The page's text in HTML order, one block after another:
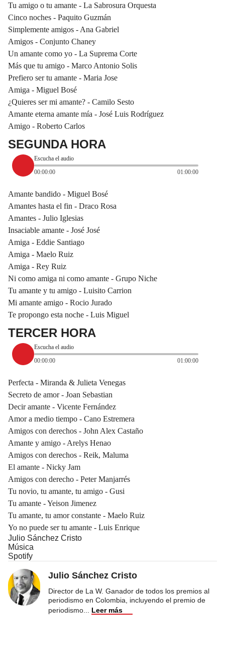
Tu amigo o tu amante - La Sabrosura Orquesta
Cinco noches - Paquito Guzmán
Simplemente amigos - Ana Gabriel
Amigos - Conjunto Chaney
Un amante como yo - La Suprema Corte
Más que tu amigo - Marco Antonio Solis
Prefiero ser tu amante - Maria Jose
Amiga - Miguel Bosé
¿Quieres ser mi amante? - Camilo Sesto
Amante eterna amante mía - José Luis Rodríguez
Amigo - Roberto Carlos
SEGUNDA HORA
Escucha el audio
00:00:00
01:00:00
Amante bandido - Miguel Bosé
Amantes hasta el fin - Draco Rosa
Amantes - Julio Iglesias
Insaciable amante - José José
Amiga - Eddie Santiago
Amiga - Maelo Ruiz
Amiga - Rey Ruiz
Ni como amiga ni como amante - Grupo Niche
Tu amante y tu amigo - Luisito Carrion
Mi amante amigo - Rocio Jurado
Te propongo esta noche - Luis Miguel
TERCER HORA
Escucha el audio
00:00:00
01:00:00
Perfecta - Miranda & Julieta Venegas
Secreto de amor - Joan Sebastian
Decir amante - Vicente Fernández
Amor a medio tiempo - Cano Estremera
Amigos con derechos - John Alex Castaño
Amante y amigo - Arelys Henao
Amigos con derechos - Reik, Maluma
El amante - Nicky Jam
Amigos con derecho - Peter Manjarrés
Tu novio, tu amante, tu amigo - Gusi
Tu amante - Yeison Jimenez
Tu amante, tu amor constante - Maelo Ruiz
Yo no puede ser tu amante - Luis Enrique
Julio Sánchez Cristo
Música
Spotify
Julio Sánchez Cristo
Director de La W. Ganador de todos los premios al
periodismo en Colombia, incluyendo el premio de
periodismo
Leer más